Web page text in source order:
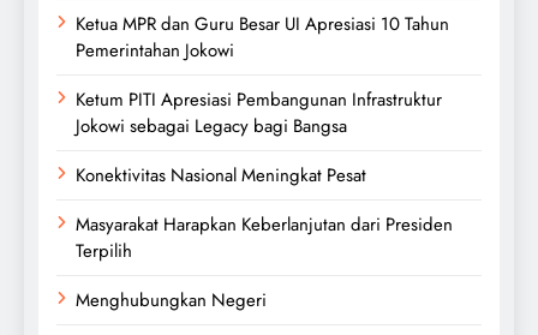
Ketua MPR dan Guru Besar UI Apresiasi 10 Tahun
Pemerintahan Jokowi
Ketum PITI Apresiasi Pembangunan Infrastruktur
Jokowi sebagai Legacy bagi Bangsa
Konektivitas Nasional Meningkat Pesat
Masyarakat Harapkan Keberlanjutan dari Presiden
Terpilih
Menghubungkan Negeri